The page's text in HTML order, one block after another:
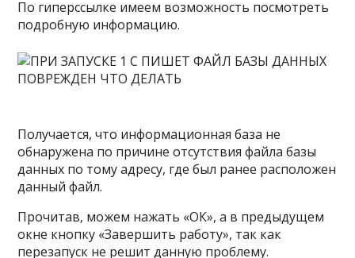
По гиперссылке имеем возможность посмотреть
подробную информацию.
Получается, что информационная база не
обнаружена по причине отсутствия файла базы
данных по тому адресу, где был ранее расположен
данный файл.
Прочитав, можем нажать «ОК», а в предыдущем
окне кнопку «Завершить работу», так как
перезапуск не решит данную проблему.